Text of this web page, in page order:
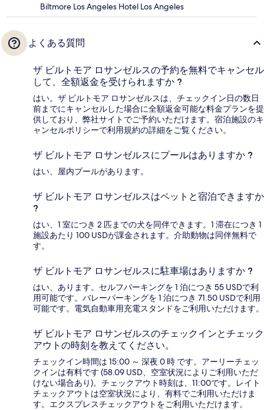
Biltmore Los Angeles Hotel Los Angeles
よくある質問
ザ ビルトモア ロサンゼルスの予約を無料でキャンセル
して、全額返金を受けられますか ?
はい。ザ ビルトモア ロサンゼルスは、チェックイン日の数日
前までにキャンセルした場合に全額返金可能な料金プランを提
供しており、弊社サイトでご予約いただけます。宿泊施設のキ
ャンセルポリシーで利用規約の詳細をご覧ください。
ザ ビルトモア ロサンゼルスにプールはありますか ?
はい、屋内プールがあります。
ザ ビルトモア ロサンゼルスはペットと宿泊できますか
?
はい、1 室につき 2 匹までの犬を同伴できます。1 滞在につき 1
施設あたり 100 USDが課金されます。介助動物は同伴無料で
す。
ザ ビルトモア ロサンゼルスに駐車場はありますか ?
はい、あります。セルフパーキングを 1 泊につき 55 USDで利
用可能です。バレーパーキングを 1 泊につき 71.50 USDで利用
可能です。電気自動車用充電スタンドをご利用いただけます。
ザ ビルトモア ロサンゼルスのチェックインとチェック
アウトの時刻を教えてください。
チェックイン時間は 15:00 ～ 深夜 0 時 です。アーリーチェッ
クインは有料です (58.09 USD、空室状況によりご利用いただ
けない場合あり)。チェックアウト時刻は、11:00です。レイト
チェックアウトは空室状況により、有料でご利用いただけま
す。エクスプレスチェックアウトをご利用いただけます。